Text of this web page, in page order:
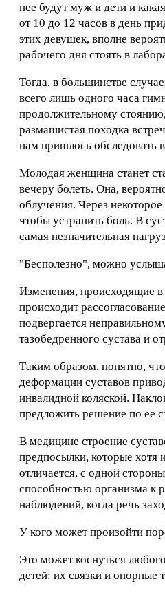
нее будут муж и дети и
от 10 до 12 часов в день
этих девушек, вполне
рабочего дня стоять в
Тогда, в большинстве
всего лишь одного часа
продолжительному
размашистая походка
нам пришлось обследовать
Молодая женщина станет
вечеру болеть. Она,
облучения. Через
чтобы устранить боль. В
самая незначительная
"Бесполезно", можно
Изменения, происходящие
происходит
подвергается
тазобедренного сустава и
Таким образом, понятно,
деформации суставов
инвалидной коляской.
предложить решение по ее
В медицине строение
предпосылки, которые хотя
отличается, с одной
способностью организма к
наблюдений, когда речь
У кого может произойти
Это может коснуться
детей: их связки и опорные